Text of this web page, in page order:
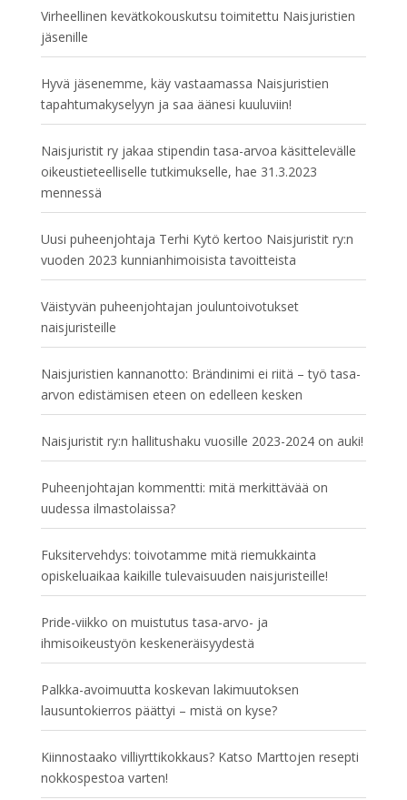
Virheellinen kevätkokouskutsu toimitettu Naisjuristien
jäsenille
Hyvä jäsenemme, käy vastaamassa Naisjuristien
tapahtumakyselyyn ja saa äänesi kuuluviin!
Naisjuristit ry jakaa stipendin tasa-arvoa käsittelevälle
oikeustieteelliselle tutkimukselle, hae 31.3.2023
mennessä
Uusi puheenjohtaja Terhi Kytö kertoo Naisjuristit ry:n
vuoden 2023 kunnianhimoisista tavoitteista
Väistyvän puheenjohtajan jouluntoivotukset
naisjuristeille
Naisjuristien kannanotto: Brändinimi ei riitä – työ tasa-
arvon edistämisen eteen on edelleen kesken
Naisjuristit ry:n hallitushaku vuosille 2023-2024 on auki!
Puheenjohtajan kommentti: mitä merkittävää on
uudessa ilmastolaissa?
Fuksitervehdys: toivotamme mitä riemukkainta
opiskeluaikaa kaikille tulevaisuuden naisjuristeille!
Pride-viikko on muistutus tasa-arvo- ja
ihmisoikeustyön keskeneräisyydestä
Palkka-avoimuutta koskevan lakimuutoksen
lausuntokierros päättyi – mistä on kyse?
Kiinnostaako villiyrttikokkaus? Katso Marttojen resepti
nokkospestoa varten!